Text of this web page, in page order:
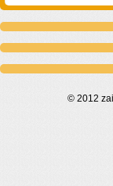
© 2012